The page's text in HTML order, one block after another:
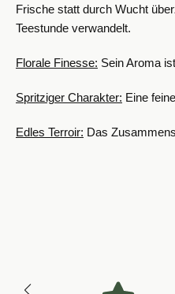
Frische statt durch Wucht
Teestunde verwandelt.
Florale Finesse: Sein Aroma
Spritziger Charakter: Eine
Edles Terroir: Das